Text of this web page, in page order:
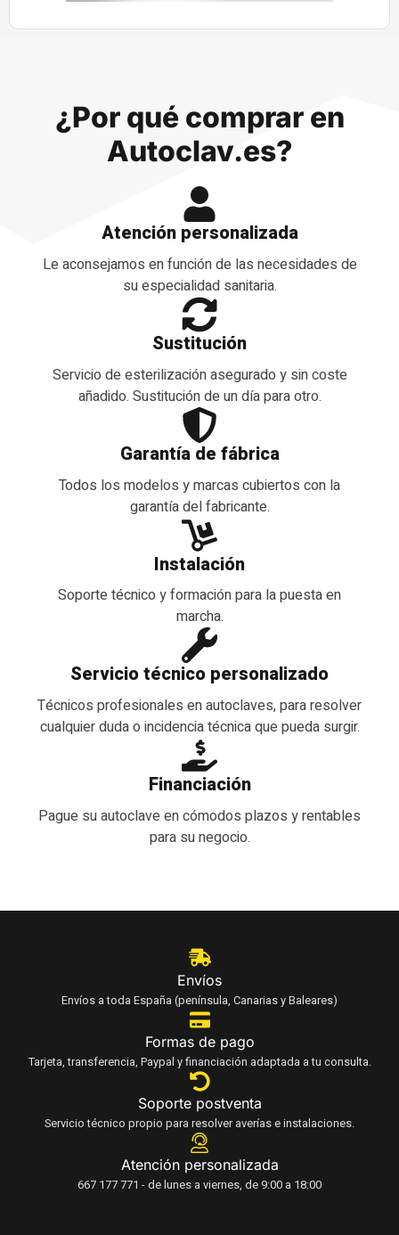
¿Por qué comprar en
Autoclav.es?
Atención personalizada
Le aconsejamos en función de las necesidades de
su especialidad sanitaria.
Sustitución
Servicio de esterilización asegurado y sin coste
añadido. Sustitución de un día para otro.
Garantía de fábrica
Todos los modelos y marcas cubiertos con la
garantía del fabricante.
Instalación
Soporte técnico y formación para la puesta en
marcha.
Servicio técnico personalizado
Técnicos profesionales en autoclaves, para resolver
cualquier duda o incidencia técnica que pueda surgir.
Financiación
Pague su autoclave en cómodos plazos y rentables
para su negocio.
Envíos
Envíos a toda España (península, Canarias y Baleares)
Formas de pago
Tarjeta, transferencia, Paypal y financiación adaptada a tu consulta.
Soporte postventa
Servicio técnico propio para resolver averías e instalaciones.
Atención personalizada
667 177 771 - de lunes a viernes, de 9:00 a 18:00